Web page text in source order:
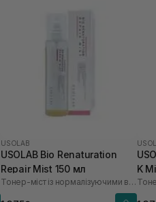
USOLAB
USOLAB Bio Renaturation
Repair Mist 150 мл
Тонер-міст із нормалізуючими властивостями
K